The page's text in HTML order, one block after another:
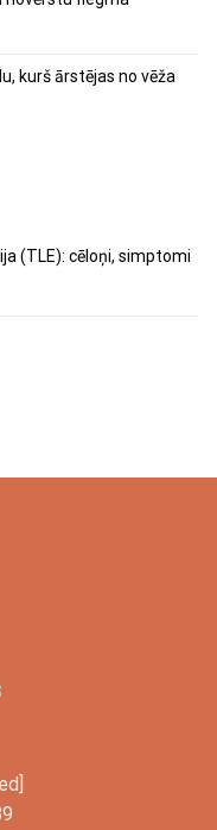
kurš ārstējas no vēža
(TLE): cēloņi, simptomi